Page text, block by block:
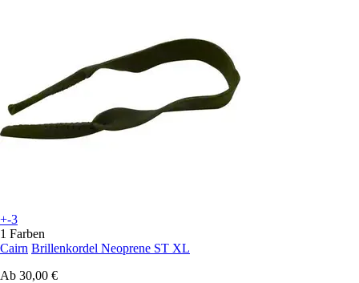
+-3
1 Farben
Cairn Brillenkordel Neoprene ST XL
Ab 30,00 €